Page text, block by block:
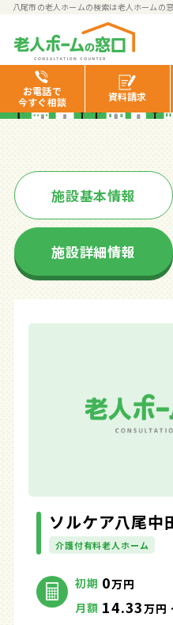
八尾市の老人ホームの検索は老人ホームの
お電話で
今すぐ相談
資料請求
ソルケ
施設基本情報
施設詳細情報
ソルケア八尾中
介護付有料老人ホーム
初期 0万円
月額 14.33万円